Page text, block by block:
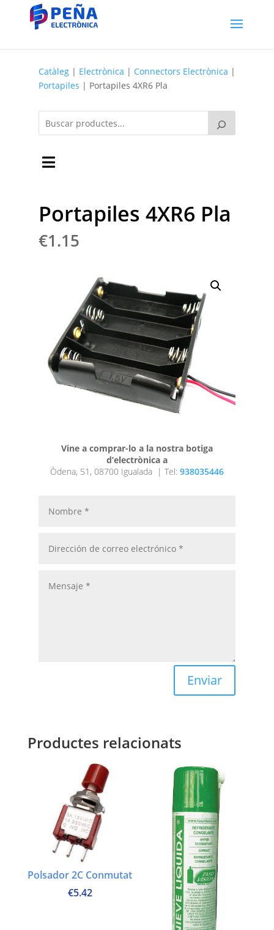
Catàleg| Electrònica | Connectors Electrònica |
Portapiles | Portapiles 4XR6 Pla
Portapiles 4XR6 Pla
€1.15
Vine a comprar-lo a la nostra botiga
d’electrònica a
Òdena, 51, 08700 Igualada | Tel: 938035446
Enviar
Productes relacionats
Polsador 2C Conmutat
€5.42